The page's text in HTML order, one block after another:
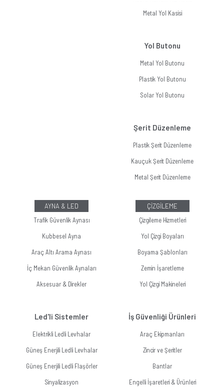
Metal Yol Kasisi
Yol Butonu
Metal Yol Butonu
Plastik Yol Butonu
Solar Yol Butonu
Şerit Düzenleme
Plastik Şerit Düzenleme
Kauçuk Şerit Düzenleme
Metal Şerit Düzenleme
AYNA & LED
Trafik Güvenlik Aynası
Kubbesel Ayna
Araç Altı Arama Aynası
İç Mekan Güvenlik Aynaları
Aksesuar & Direkler
Led'li Sistemler
Elektrikli Ledli Levhalar
Güneş Enerjili Ledli Levhalar
Güneş Enerjili Ledli Flaşörler
Sinyalizasyon
ÇİZGİLEME
Çizgileme Hizmetleri
Yol Çizgi Boyaları
Boyama Şablonları
Zemin İşaretleme
Yol Çizgi Makineleri
İş Güvenliği Ürünleri
Araç Ekipmanları
Zincir ve Şeritler
Bantlar
Engelli İşaretleri & Ürünleri